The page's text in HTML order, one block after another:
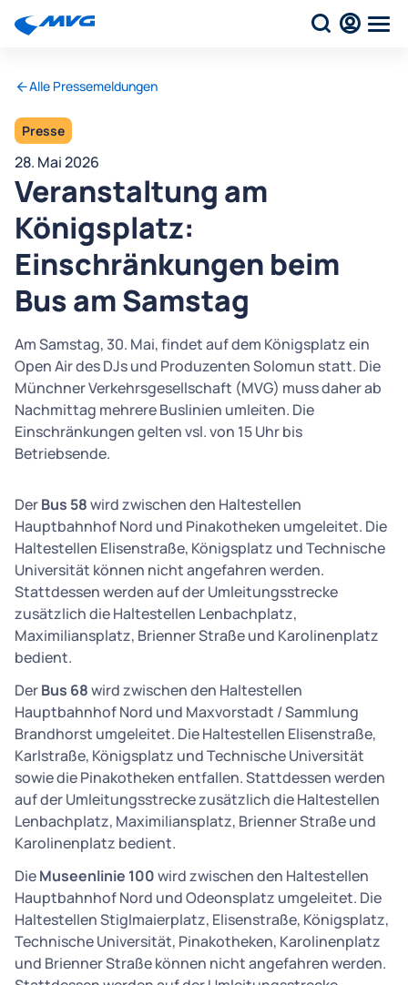
Alle Pressemeldungen
Presse
28. Mai 2026
Veranstaltung am
Königsplatz:
Einschränkungen beim
Bus am Samstag
Am Samstag, 30. Mai, findet auf dem Königsplatz ein
Open Air des DJs und Produzenten Solomun statt. Die
Münchner Verkehrsgesellschaft (MVG) muss daher ab
Nachmittag mehrere Buslinien umleiten. Die
Einschränkungen gelten vsl. von 15 Uhr bis
Betriebsende.
DerBus 58wird zwischen den Haltestellen
Hauptbahnhof Nord und Pinakotheken umgeleitet. Die
Haltestellen Elisenstraße, Königsplatz und Technische
Universität können nicht angefahren werden.
Stattdessen werden auf der Umleitungsstrecke
zusätzlich die Haltestellen Lenbachplatz,
Maximiliansplatz, Brienner Straße und Karolinenplatz
bedient.
DerBus 68wird zwischen den Haltestellen
Hauptbahnhof Nord und Maxvorstadt / Sammlung
Brandhorst umgeleitet. Die Haltestellen Elisenstraße,
Karlstraße, Königsplatz und Technische Universität
sowie die Pinakotheken entfallen. Stattdessen werden
auf der Umleitungsstrecke zusätzlich die Haltestellen
Lenbachplatz, Maximiliansplatz, Brienner Straße und
Karolinenplatz bedient.
DieMuseenlinie 100wird zwischen den Haltestellen
Hauptbahnhof Nord und Odeonsplatz umgeleitet. Die
Haltestellen Stiglmaierplatz, Elisenstraße, Königsplatz,
Technische Universität, Pinakotheken, Karolinenplatz
und Brienner Straße können nicht angefahren werden.